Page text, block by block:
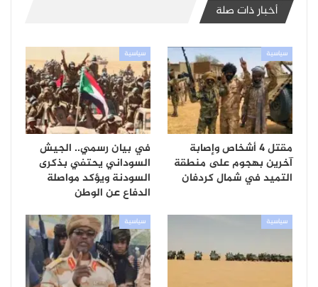
أخبار ذات صلة
سياسية
مقتل 4 أشخاص وإصابة
آخرين بهجوم على منطقة
التميد في شمال كردفان
سياسية
في بيان رسمي.. الجيش
السوداني يحتفي بذكرى
السودنة ويؤكد مواصلة
الدفاع عن الوطن
سياسية سياسية